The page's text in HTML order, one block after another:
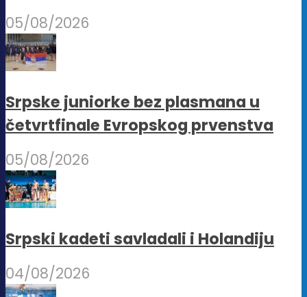
05/08/2026
Srpske juniorke bez plasmana u
četvrtfinale Evropskog prvenstva
05/08/2026
Srpski kadeti savladali i Holandiju
04/08/2026